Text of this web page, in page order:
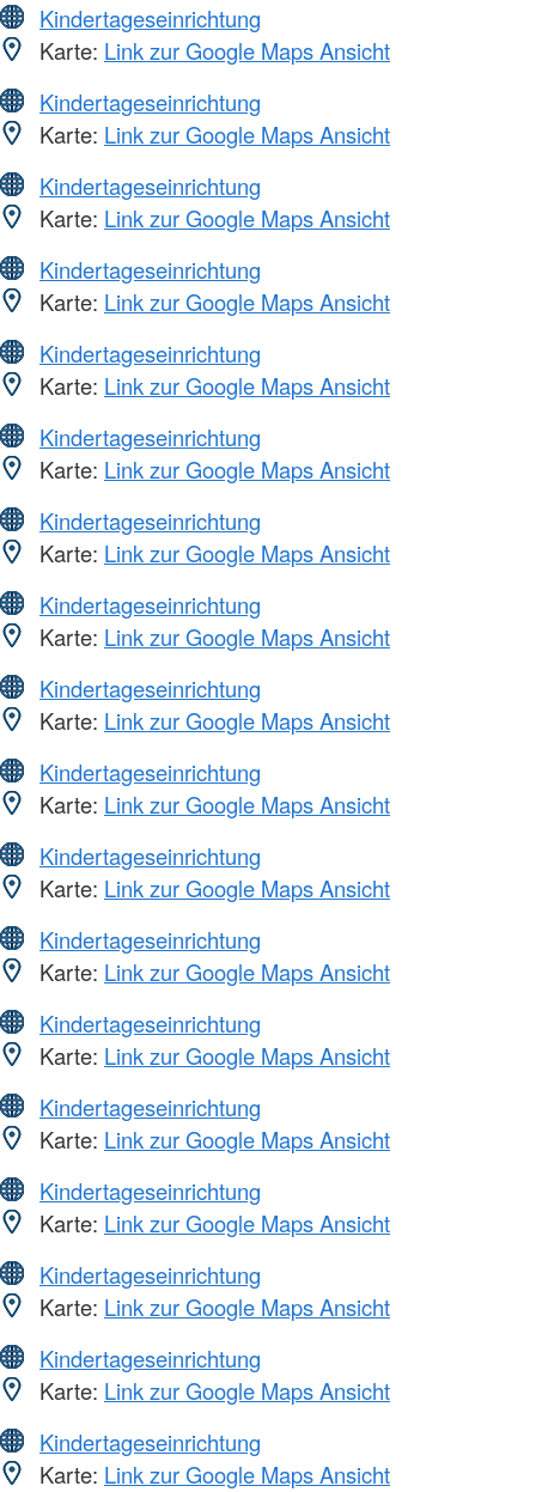
Kindertageseinrichtung
Karte: Link zur Google Maps Ansicht
Kindertageseinrichtung
Karte: Link zur Google Maps Ansicht
Kindertageseinrichtung
Karte: Link zur Google Maps Ansicht
Kindertageseinrichtung
Karte: Link zur Google Maps Ansicht
Kindertageseinrichtung
Karte: Link zur Google Maps Ansicht
Kindertageseinrichtung
Karte: Link zur Google Maps Ansicht
Kindertageseinrichtung
Karte: Link zur Google Maps Ansicht
Kindertageseinrichtung
Karte: Link zur Google Maps Ansicht
Kindertageseinrichtung
Karte: Link zur Google Maps Ansicht
Kindertageseinrichtung
Karte: Link zur Google Maps Ansicht
Kindertageseinrichtung
Karte: Link zur Google Maps Ansicht
Kindertageseinrichtung
Karte: Link zur Google Maps Ansicht
Kindertageseinrichtung
Karte: Link zur Google Maps Ansicht
Kindertageseinrichtung
Karte: Link zur Google Maps Ansicht
Kindertageseinrichtung
Karte: Link zur Google Maps Ansicht
Kindertageseinrichtung
Karte: Link zur Google Maps Ansicht
Kindertageseinrichtung
Karte: Link zur Google Maps Ansicht
Kindertageseinrichtung
Karte: Link zur Google Maps Ansicht